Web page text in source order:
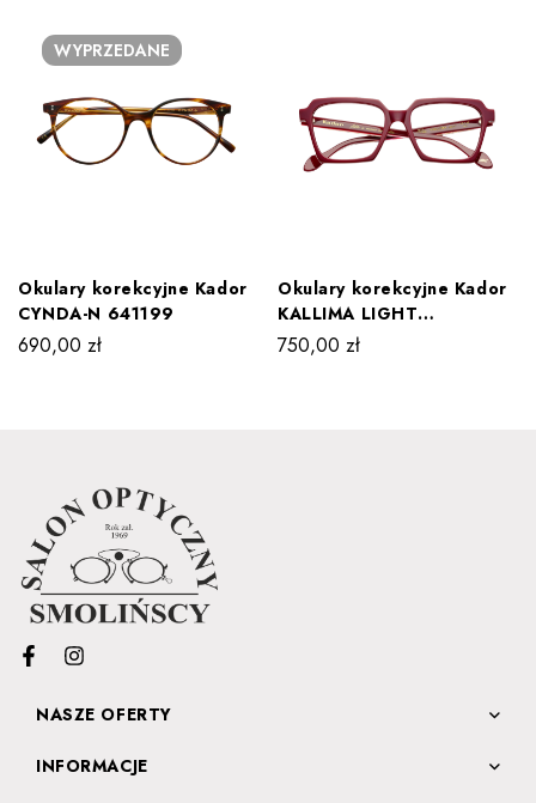
WYPRZEDANE
Okulary korekcyjne Kador
CYNDA-N 641199
690,00 zł
Okulary korekcyjne Kador
KALLIMA LIGHT
1370/1833RG
750,00 zł
NASZE OFERTY
INFORMACJE